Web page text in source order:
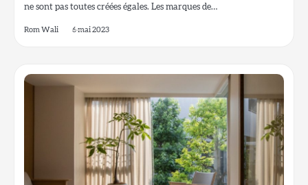
ne sont pas toutes créées égales. Les marques de…
Rom Wali 6 mai 2023